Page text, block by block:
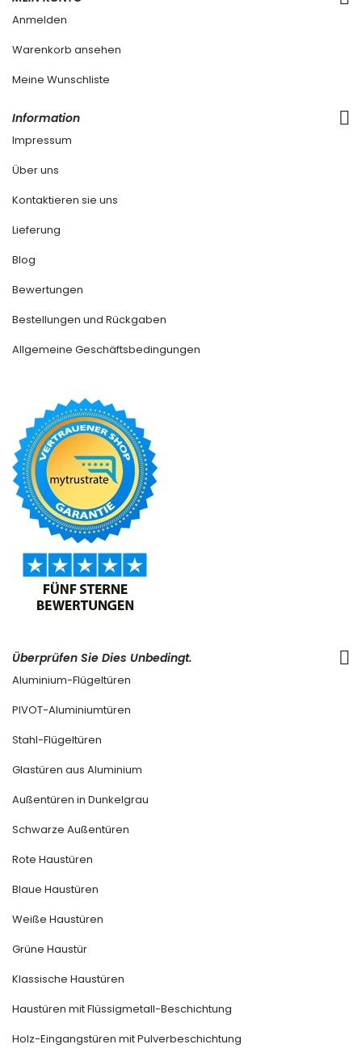
Anmelden
Warenkorb ansehen
Meine Wunschliste
Information
Impressum
Über uns
Kontaktieren sie uns
Lieferung
Blog
Bewertungen
Bestellungen und Rückgaben
Allgemeine Geschäftsbedingungen
Überprüfen Sie Dies Unbedingt.
Aluminium-Flügeltüren
PIVOT-Aluminiumtüren
Stahl-Flügeltüren
Glastüren aus Aluminium
Außentüren in Dunkelgrau
Schwarze Außentüren
Rote Haustüren
Blaue Haustüren
Weiße Haustüren
Grüne Haustür
Klassische Haustüren
Haustüren mit Flüssigmetall-Beschichtung
Holz-Eingangstüren mit Pulverbeschichtung